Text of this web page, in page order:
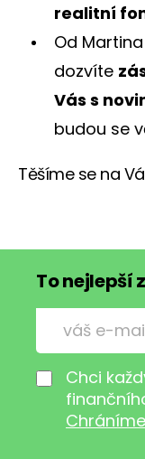
realitní
Od
dozvíte
Vás s
budou se
Těšíme se na
To nejlepší
Chci